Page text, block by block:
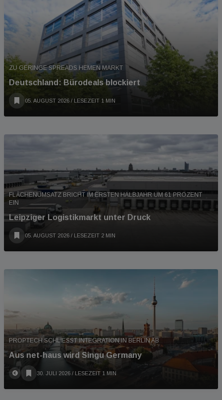
ZU GERINGE SPREADS HEMEN MARKT
Deutschland: Bürodeals blockiert
05. AUGUST 2026 / LESEZEIT 1 MIN
FLÄCHENUMSATZ BRICHT IM ERSTEN HALBJAHR UM 61 PROZENT
EIN
Leipziger Logistikmarkt unter Druck
05. AUGUST 2026 / LESEZEIT 2 MIN
PROPTECH SCHLIESST INTEGRATION IN BERLIN AB
Aus net-haus wird Singu Germany
30. JULI 2026 / LESEZEIT 1 MIN